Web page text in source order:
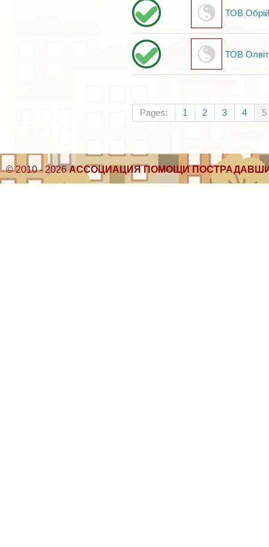
ТОВ Обрій
ТОВ
Pages: 1 2 3 4 5
© 2010 - 2026АССОЦИАЦИЯ ПОМОЩИ